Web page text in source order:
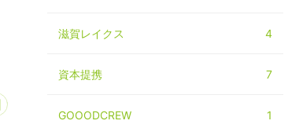
あとで読む
滋賀レイクス 4
資本提携 7
GOOODCREW 1